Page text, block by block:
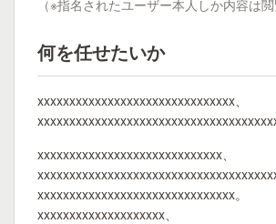
（※指名されたユーザー本人しか内容は閲
何を任せたいか
xxxxxxxxxxxxxxxxxxxxxxxxxxxxxxx、
xxxxxxxxxxxxxxxxxxxxxxxxxxxxxxxxxxxxxx
xxxxxxxxxxxxxxxxxxxxxxxxxxxxx、
xxxxxxxxxxxxxxxxxxxxxxxxxxxxxxxxxxxxxx
xxxxxxxxxxxxxxxxxxxxxxxxxxxxxxx。
xxxxxxxxxxxxxxxxxxxx、